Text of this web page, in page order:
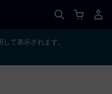
て表示されます。